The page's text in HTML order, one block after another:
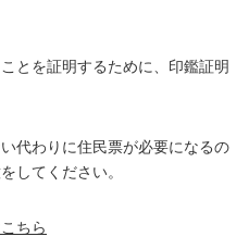
とを証明するために、印鑑証明
代わりに住民票が必要になるの
してください。
ちら